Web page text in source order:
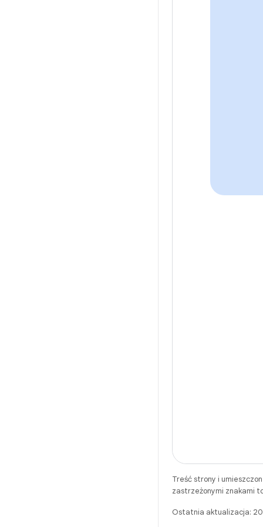
Treść strony i
zastrzeżonymi znakami
Ostatnia aktualizacja: